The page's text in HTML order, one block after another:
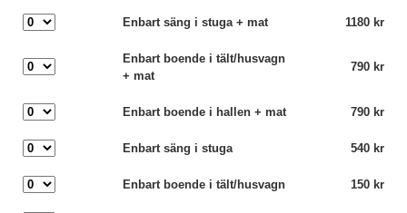
Enbart säng i stuga + mat 1180 kr
Enbart boende i tält/husvagn
+ mat
790 kr
Enbart boende i hallen + mat 790 kr
Enbart säng i stuga 540 kr
Enbart boende i tält/husvagn 150 kr